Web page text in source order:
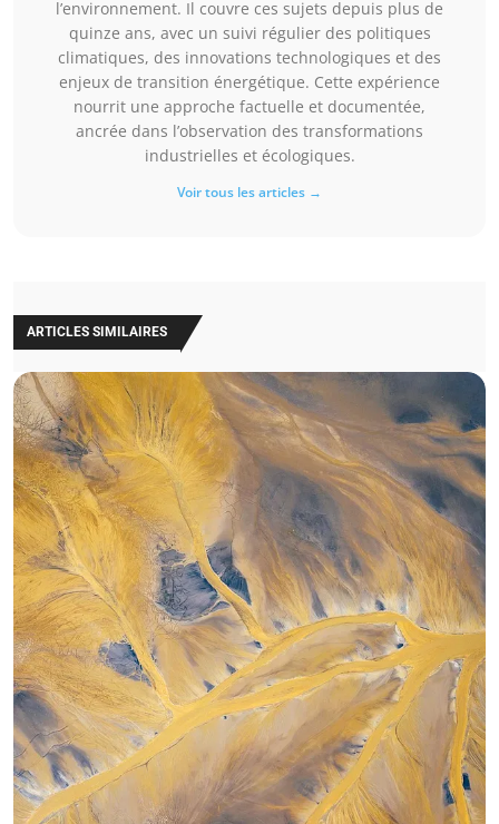
l’environnement. Il couvre ces sujets depuis plus de
quinze ans, avec un suivi régulier des politiques
climatiques, des innovations technologiques et des
enjeux de transition énergétique. Cette expérience
nourrit une approche factuelle et documentée,
ancrée dans l’observation des transformations
industrielles et écologiques.
Voir tous les articles →
ARTICLES SIMILAIRES